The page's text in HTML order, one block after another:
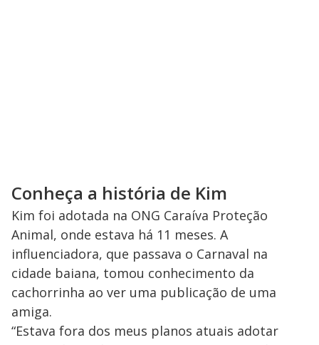
Conheça a história de Kim
Kim foi adotada na ONG Caraíva Proteção
Animal, onde estava há 11 meses. A
influenciadora, que passava o Carnaval na
cidade baiana, tomou conhecimento da
cachorrinha ao ver uma publicação de uma
amiga.
“Estava fora dos meus planos atuais adotar